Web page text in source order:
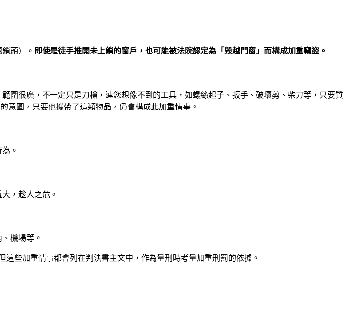
頭）。 即使是徒手推開未上鎖的窗戶，也可能被法院認定為「毀越門窗」而構成加重竊盜。
圍很廣，不一定只是刀槍，連您想像不到的工具，如螺絲起子、扳手、破壞剪、柴刀等，只要質
意圖，只要他攜帶了這類物品，仍會構成此加重情事。
。
，趁人之危。
機場等。
些加重情事都會列在判決書主文中，作為量刑時考量加重刑罰的依據。